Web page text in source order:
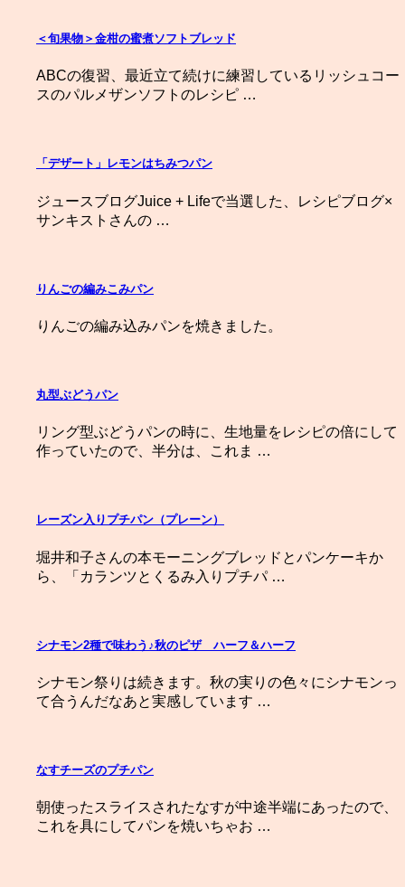
＜旬果物＞金柑の蜜煮ソフトブレッド
ABCの復習、最近立て続けに練習しているリッシュコー
スのパルメザンソフトのレシピ …
「デザート」レモンはちみつパン
ジュースブログJuice + Lifeで当選した、レシピブログ×
サンキストさんの …
りんごの編みこみパン
りんごの編み込みパンを焼きました。
丸型ぶどうパン
リング型ぶどうパンの時に、生地量をレシピの倍にして
作っていたので、半分は、これま …
レーズン入りプチパン（プレーン）
堀井和子さんの本モーニングブレッドとパンケーキか
ら、「カランツとくるみ入りプチパ …
シナモン2種で味わう♪秋のピザ ハーフ＆ハーフ
シナモン祭りは続きます。秋の実りの色々にシナモンっ
て合うんだなあと実感しています …
なすチーズのプチパン
朝使ったスライスされたなすが中途半端にあったので、
これを具にしてパンを焼いちゃお …